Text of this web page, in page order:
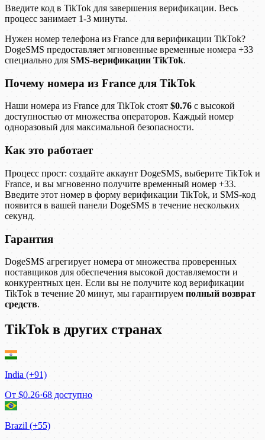
Введите код в TikTok для завершения верификации. Весь
процесс занимает 1-3 минуты.
Нужен номер телефона из France для верификации TikTok?
DogeSMS предоставляет мгновенные временные номера +33
специально для SMS-верификации TikTok.
Почему номера из France для TikTok
Наши номера из France для TikTok стоят $0.76 с высокой
доступностью от множества операторов. Каждый номер
одноразовый для максимальной безопасности.
Как это работает
Процесс прост: создайте аккаунт DogeSMS, выберите TikTok и
France, и вы мгновенно получите временный номер +33.
Введите этот номер в форму верификации TikTok, и SMS-код
появится в вашей панели DogeSMS в течение нескольких
секунд.
Гарантия
DogeSMS агрегирует номера от множества проверенных
поставщиков для обеспечения высокой доставляемости и
конкурентных цен. Если вы не получите код верификации
TikTok в течение 20 минут, мы гарантируем полный возврат
средств.
TikTok в других странах
India (+91)
От $0.26·68 доступно
Brazil (+55)